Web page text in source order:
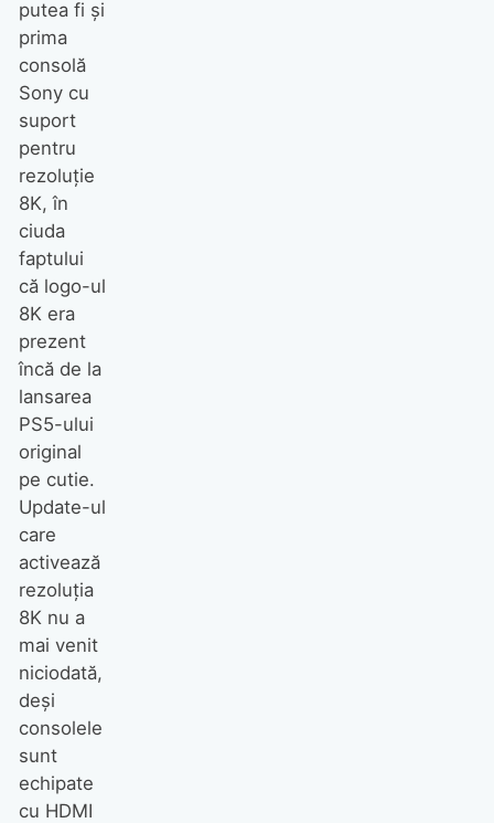
putea fi și
prima
consolă
Sony cu
suport
pentru
rezoluție
8K, în
ciuda
faptului
că logo-ul
8K era
prezent
încă de la
lansarea
PS5-ului
original
pe cutie.
Update-ul
care
activează
rezoluția
8K nu a
mai venit
niciodată,
deși
consolele
sunt
echipate
cu HDMI